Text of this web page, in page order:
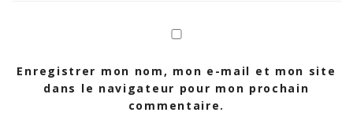
Enregistrer mon nom, mon e-mail et mon site
dans le navigateur pour mon prochain
commentaire.